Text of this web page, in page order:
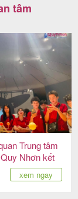
tâm
Trung tâm
Nhơn kết
ngày
xem ngay